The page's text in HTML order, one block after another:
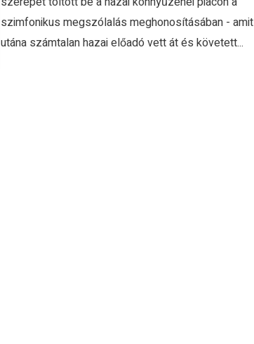
szimfonikus megszólalás meghonosításában - amit
utána számtalan hazai előadó vett át és követett...